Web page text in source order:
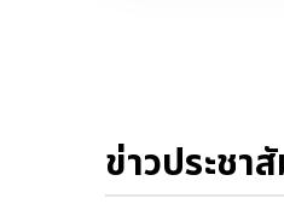
ข่าวประชา